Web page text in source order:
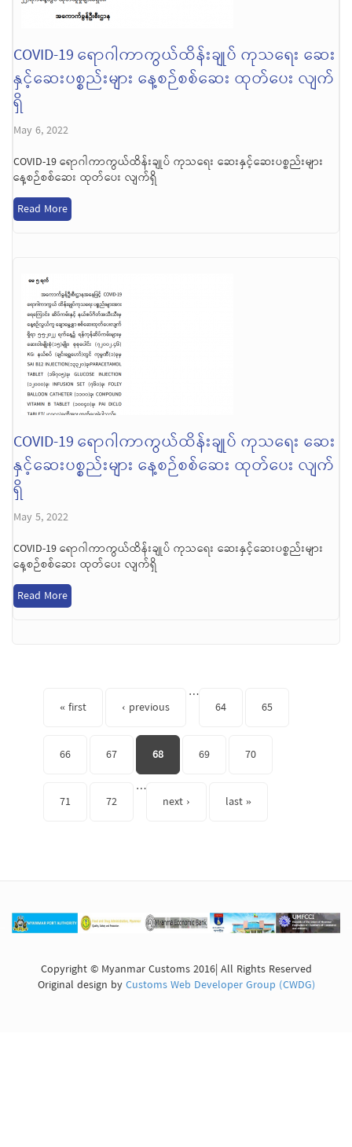
COVID-19 ရောဂါကာကွယ်ထိန်းချုပ် ကုသရေး ဆေး
နှင့်ဆေးပစ္စည်းများ နေ့စဉ်စစ်ဆေး ထုတ်ပေး လျက်
ရှိ
May 6, 2022
COVID-19 ရောဂါကာကွယ်ထိန်းချုပ် ကုသရေး ဆေးနှင့်ဆေးပစ္စည်းများ
နေ့စဉ်စစ်ဆေး ထုတ်ပေး လျက်ရှိ
Read More
COVID-19 ရောဂါကာကွယ်ထိန်းချုပ် ကုသရေး ဆေး
နှင့်ဆေးပစ္စည်းများ နေ့စဉ်စစ်ဆေး ထုတ်ပေး လျက်
ရှိ
May 5, 2022
COVID-19 ရောဂါကာကွယ်ထိန်းချုပ် ကုသရေး ဆေးနှင့်ဆေးပစ္စည်းများ
နေ့စဉ်စစ်ဆေး ထုတ်ပေး လျက်ရှိ
Read More
« first ‹ previous
…
64
65
66 67 68 69 70
71 72
…
next ›
last »
Copyright © Myanmar Customs 2016| All Rights Reserved
Original design byCustoms Web Developer Group (CWDG)